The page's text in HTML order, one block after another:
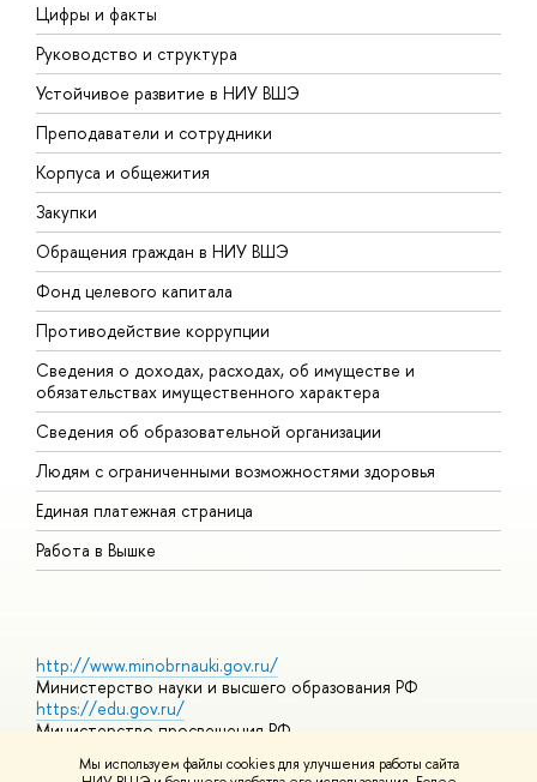
Мы используем файлы cookies для улучшения работы сайта
Цифры и факты
Руководство и структура
Устойчивое развитие в НИУ ВШЭ
Преподаватели и сотрудники
Корпуса и общежития
Закупки
Обращения граждан в НИУ ВШЭ
Фонд целевого капитала
Противодействие коррупции
Сведения о доходах, расходах, об имуществе и
обязательствах имущественного характера
Сведения об образовательной организации
Людям с ограниченными возможностями здоровья
Единая платежная страница
Работа в Вышке
http://www.minobrnauki.gov.ru/
Министерство науки и высшего образования РФ
https://edu.gov.ru/
Министерство просвещения РФ
Массовые открытые онлайн-курсы